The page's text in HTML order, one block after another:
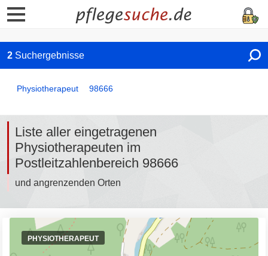
2 Suchergebnisse
Physiotherapeut 98666
Liste aller eingetragenen
Physiotherapeuten im
Postleitzahlenbereich 98666
und angrenzenden Orten
PHYSIOTHERAPEUT